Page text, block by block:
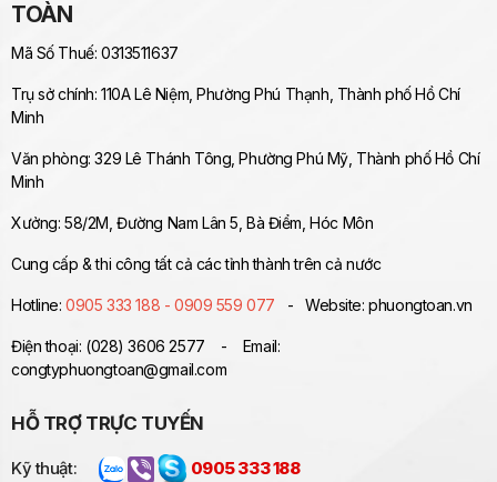
TOÀN
Mã Số Thuế: 0313511637
Trụ sở chính: 110A Lê Niệm, Phường Phú Thạnh, Thành phố Hồ Chí
Minh
Văn phòng: 329 Lê Thánh Tông, Phường Phú Mỹ, Thành phố Hồ Chí
Minh
Xưởng: 58/2M, Đường Nam Lân 5, Bà Điểm, Hóc Môn
Cung cấp & thi công tất cả các tỉnh thành trên cả nước
Hotline:0905 333 188 - 0909 559 077 - Website: phuongtoan.vn
Điện thoại: (028) 3606 2577 - Email:
congtyphuongtoan@gmail.com
HỖ TRỢ TRỰC TUYẾN
Kỹ thuật: 0905 333 188